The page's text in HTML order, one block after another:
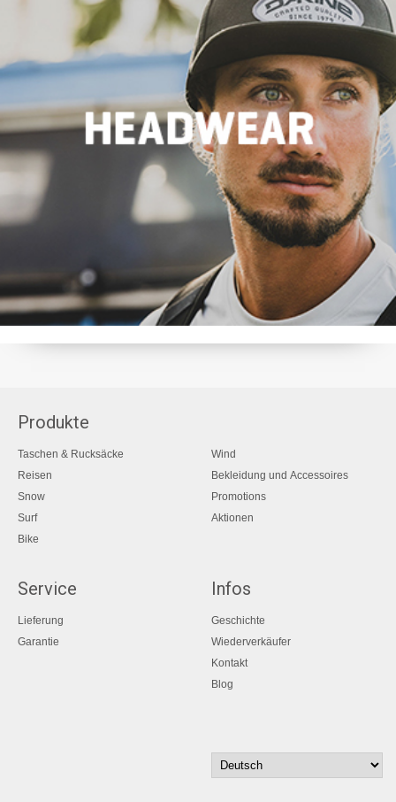
Produkte
Taschen & Rucksäcke
Reisen
Snow
Surf
Bike
Wind
Bekleidung und Accessoires
Promotions
Aktionen
Service
Lieferung
Garantie
Infos
Geschichte
Wiederverkäufer
Kontakt
Blog